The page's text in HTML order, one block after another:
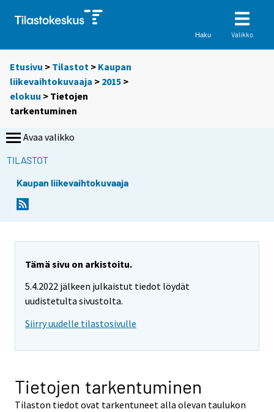
Haku Valikko
Etusivu > Tilastot > Kaupan
liikevaihtokuvaaja > 2015 >
elokuu > Tietojen
tarkentuminen
Avaa valikko
TILASTOT
Kaupan liikevaihtokuvaaja
Tämä sivu on arkistoitu.
5.4.2022 jälkeen julkaistut tiedot löydät
uudistetulta sivustolta.
Siirry uudelle tilastosivulle
Tietojen tarkentuminen
Tilaston tiedot ovat tarkentuneet alla olevan taulukon